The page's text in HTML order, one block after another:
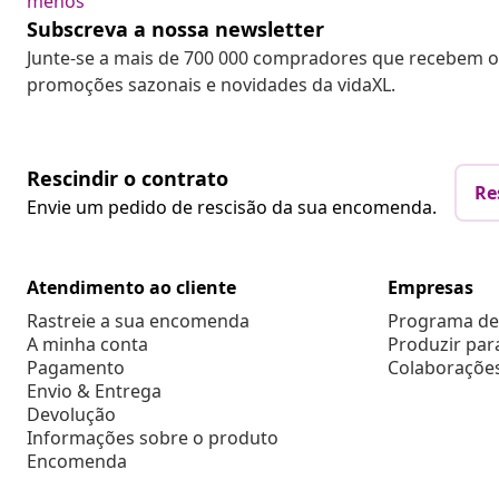
Subscreva a nossa newsletter
Junte-se a mais de 700 000 compradores que recebem
promoções sazonais e novidades da vidaXL.
Rescindir o contrato
Envie um pedido de rescisão da sua encomenda.
Atendimento ao cliente
Rastreie a sua encomenda
A minha conta
Pagamento
Envio & Entrega
Devolução
Informações sobre o produto
Encomenda
Empresas
Programa
Produzir